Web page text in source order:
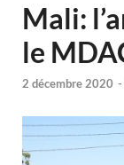
Mali:
le
2 décembre 2020 -